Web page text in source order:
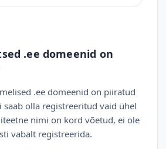
.ee domeenid on
.ee domeenid on piiratud
saab olla registreeritud vaid ühel
nimi on kord võetud, ei ole
vabalt registreerida.